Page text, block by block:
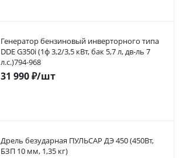
Генератор бензиновый инверторного типа
DDE G350i (1ф 3,2/3,5 кВт, бак 5,7 л, дв-ль 7
л.с.)794-968
31 990₽/шт
Дрель безударная ПУЛЬСАР ДЭ 450 (450Вт,
БЗП 10 мм, 1,35 кг)